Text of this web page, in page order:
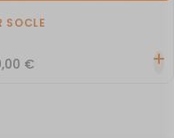
SOCLE
€